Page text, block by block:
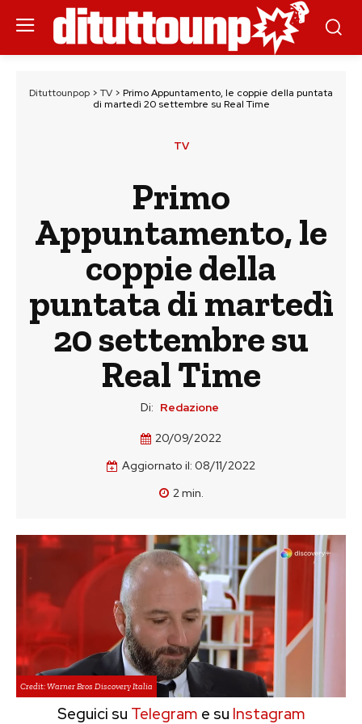
Dituttounpop > TV > Primo Appuntamento, le coppie della puntata
di martedì 20 settembre su Real Time
TV
Primo
Appuntamento, le
coppie della
puntata di martedì
20 settembre su
Real Time
Di: Redazione
20/09/2022
Aggiornato il: 08/11/2022
2min.
Credit: Warner Bros Discovery Italia
Seguici su Telegram e su Instagram